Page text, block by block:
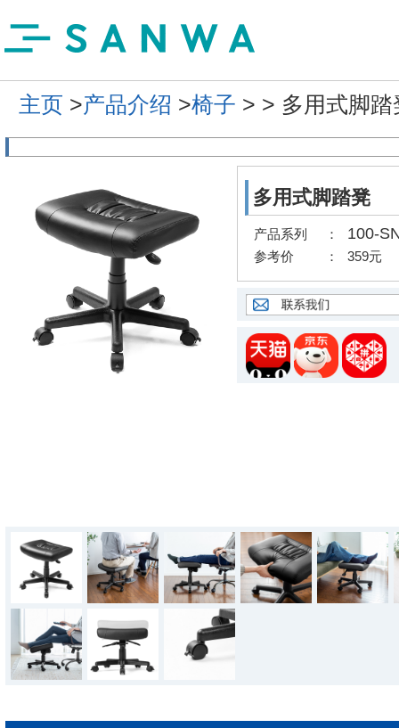
主页 >产品介绍 >椅子 > > 多用式脚踏
多用式脚踏凳
产品系列 ： 100-
参考价 ： 359元